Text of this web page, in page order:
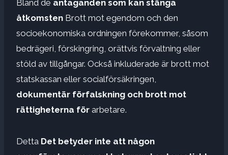
Bland de antaganden som kan stänga
åtkomsten Brott mot egendom och den
socioekonomiska ordningen förekommer, såsom
bedrägeri, förskingring, orättvis förvaltning eller
stöld av tillgångar. Också inkluderade är brott mot
statskassan eller socialförsäkringen,
dokumentär förfalskning och brott mot
rättigheterna för arbetare.
Detta Det betyder inte att någon